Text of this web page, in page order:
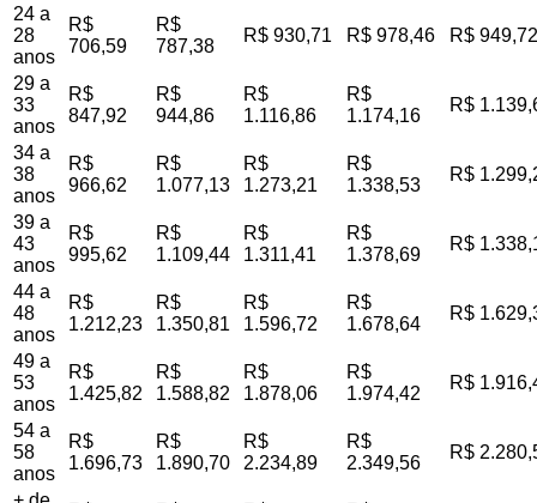
24 a
28
anos
R$
706,59
R$
787,38
R$ 930,71 R$ 978,46 R$ 949,72
29 a
33
anos
R$
847,92
R$
944,86
R$
1.116,86
R$
1.174,16
R$
34 a
38
anos
R$
966,62
R$
1.077,13
R$
1.273,21
R$
1.338,53
R$
39 a
43
anos
R$
995,62
R$
1.109,44
R$
1.311,41
R$
1.378,69
R$
44 a
48
anos
R$
1.212,23
R$
1.350,81
R$
1.596,72
R$
1.678,64
R$
49 a
53
anos
R$
1.425,82
R$
1.588,82
R$
1.878,06
R$
1.974,42
R$
54 a
58
anos
R$
1.696,73
R$
1.890,70
R$
2.234,89
R$
2.349,56
R$